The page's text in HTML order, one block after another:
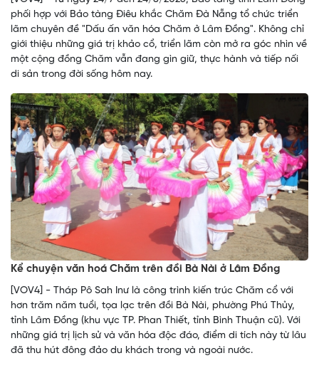
phối hợp với Bảo tàng Điêu khắc Chăm Đà Nẵng tổ chức triển
lãm chuyên đề "Dấu ấn văn hóa Chăm ở Lâm Đồng". Không chỉ
giới thiệu những giá trị khảo cổ, triển lãm còn mở ra góc nhìn về
một cộng đồng Chăm vẫn đang gìn giữ, thực hành và tiếp nối
di sản trong đời sống hôm nay.
Kể chuyện văn hoá Chăm trên đồi Bà Nài ở Lâm Đồng
[VOV4] - Tháp Pô Sah Inư là công trình kiến trúc Chăm cổ với
hơn trăm năm tuổi, tọa lạc trên đồi Bà Nài, phường Phú Thủy,
tỉnh Lâm Đồng (khu vực TP. Phan Thiết, tỉnh Bình Thuận cũ). Với
những giá trị lịch sử và văn hóa độc đáo, điểm di tích này từ lâu
đã thu hút đông đảo du khách trong và ngoài nước.